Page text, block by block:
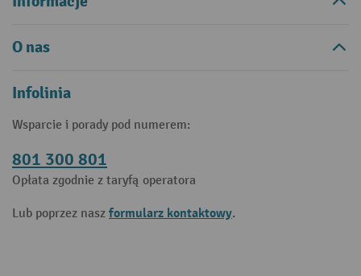
O nas
Infolinia
Wsparcie i porady pod numerem:
801 300 801
Opłata zgodnie z taryfą operatora
Lub poprzez nasz formularz kontaktowy.